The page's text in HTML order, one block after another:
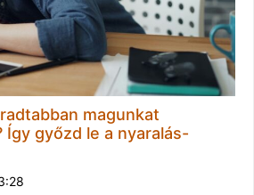
magunkat
Így győzd le a nyaralás-